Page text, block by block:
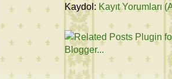
Kaydol: Kayıt Yorumları